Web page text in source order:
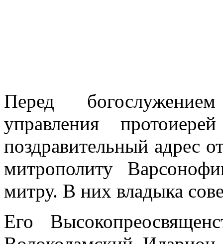
Перед
управления
поздравительный адрес
митрополиту
митру. В них владыка
Его